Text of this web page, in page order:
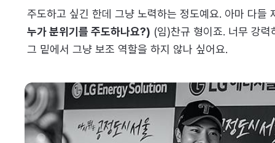
주도하고 싶긴 한데 그냥 노력하는 정도예요. 아마 다
누가 분위기를 주도하나요?) (임)찬규 형이죠. 너무 강
그 밑에서 그냥 보조 역할을 하지 않나 싶어요.